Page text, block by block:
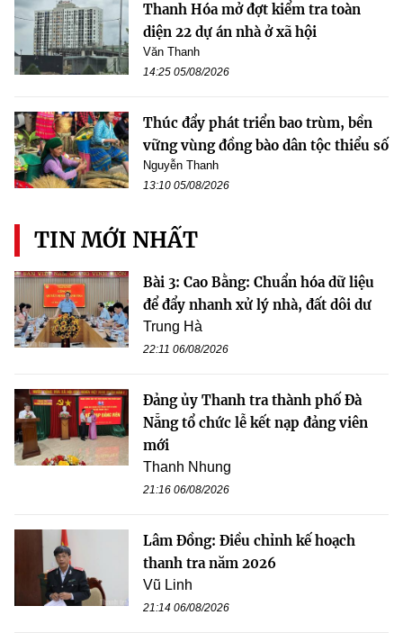
Thanh Hóa mở đợt kiểm tra toàn
diện 22 dự án nhà ở xã hội
Văn Thanh
14:25 05/08/2026
Thúc đẩy phát triển bao trùm, bền
vững vùng đồng bào dân tộc thiểu số
Nguyễn Thanh
13:10 05/08/2026
TIN MỚI NHẤT
Bài 3: Cao Bằng: Chuẩn hóa dữ liệu
để đẩy nhanh xử lý nhà, đất dôi dư
Trung Hà
22:11 06/08/2026
Đảng ủy Thanh tra thành phố Đà
Nẵng tổ chức lễ kết nạp đảng viên
mới
Thanh Nhung
21:16 06/08/2026
Lâm Đồng: Điều chỉnh kế hoạch
thanh tra năm 2026
Vũ Linh
21:14 06/08/2026